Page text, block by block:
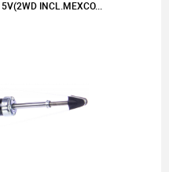
INCL.MEXCO...